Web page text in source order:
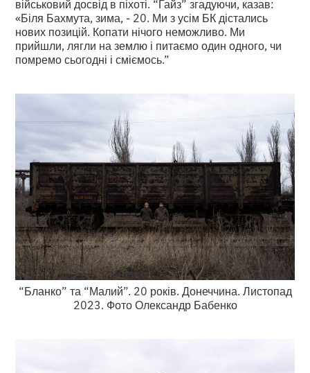
військовий досвід в піхоті. “Гайз” згадуючи, казав:
«Біля Бахмута, зима, - 20. Ми з усім БК дістались
нових позицій. Копати нічого неможливо. Ми
прийшли, лягли на землю і питаємо один одного, чи
помремо сьогодні і сміємось.”
“Бланко” та “Малий”. 20 років. Донеччина. Листопад
2023. Фото Олександр Бабенко